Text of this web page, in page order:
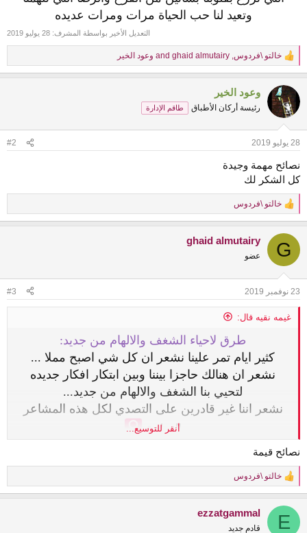
وتعيد لنا حب الحياة مرات ومرات عديده
التعديل الأخير بواسطة المشرف: 28 يوليو 2019
R
e
c
t
i
s
خالتو \فردوس ghaid almutairy وعود الخير
وعود الخير
رئيسة أركان الأطباق طاقم الإدارة
28 يوليو 2019 #2
نصائح مهمة وجيدة
كل الشكر لك
R
e
c
i
s
:
خالتو \فردوس
G
ghaid almutairy
عضو
23 نوفمبر 2019 #3
غيمه نقيه قال:
طرق لاحياء الشغف والالهام من جديد:
كثير ايام تمر علينا نشعر ان كل شي اصبح مملا ...
نشعر ان هنالك حاجزا بيننا وبين ابتكار افكار جديده
لتحيي بنا الشغف والالهام من جديد...
نشعر اننا غير قادرين على التصدي لكل هذه المشاعر
السلبية ‍
نشعر باحبااااط وكسسسل واهمال شديد
هو
بهذه النقاااط البسيطة:
أنقر للتوسيع...
نصائح قيمة
R
e
c
خالتو \فردوس
E
ezzatgammal
قادم جديد